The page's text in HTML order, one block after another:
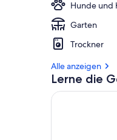
Hunde und
Garten
Trockner
Alle anzeigen
Lerne die